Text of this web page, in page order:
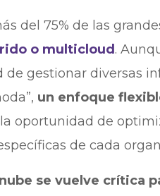
del 75% de las
o multicloud .
gestionar diversas
un enfoque
oportunidad de
de cada
se vuelve crítica